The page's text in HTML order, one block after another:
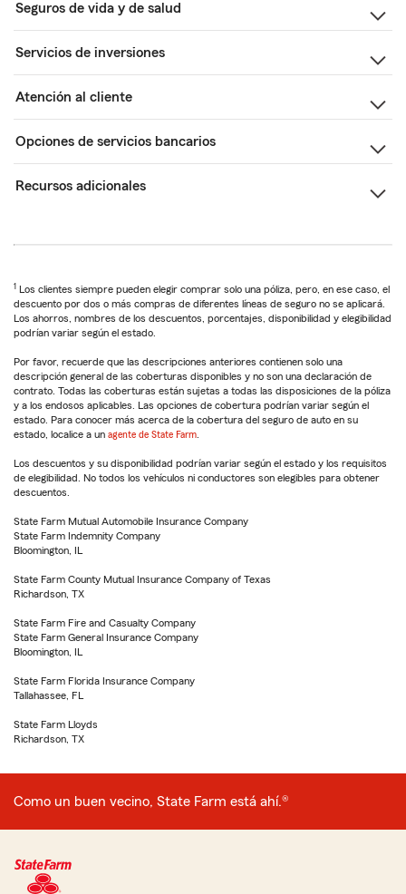
Seguros de vida y de salud
Servicios de inversiones
Atención al cliente
Opciones de servicios bancarios
Recursos adicionales
1 Los clientes siempre pueden elegir comprar solo una póliza, pero, en ese caso, el
descuento por dos o más compras de diferentes líneas de seguro no se aplicará.
Los ahorros, nombres de los descuentos, porcentajes, disponibilidad y elegibilidad
podrían variar según el estado.
Por favor, recuerde que las descripciones anteriores contienen solo una
descripción general de las coberturas disponibles y no son una declaración de
contrato. Todas las coberturas están sujetas a todas las disposiciones de la póliza
y a los endosos aplicables. Las opciones de cobertura podrían variar según el
estado. Para conocer más acerca de la cobertura del seguro de auto en su
estado, localice a un agente de State Farm
Los descuentos y su disponibilidad podrían variar según el estado y los requisitos
de elegibilidad. No todos los vehículos ni conductores son elegibles para obtener
descuentos.
State Farm Mutual Automobile Insurance Company
State Farm Indemnity Company
Bloomington, IL
State Farm County Mutual Insurance Company of Texas
Richardson, TX
State Farm Fire and Casualty Company
State Farm General Insurance Company
Bloomington, IL
State Farm Florida Insurance Company
Tallahassee, FL
State Farm Lloyds
Richardson, TX
Como un buen vecino, State Farm está ahí.®